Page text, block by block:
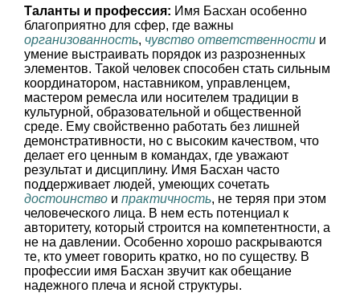
Таланты и профессия: Имя Басхан особенно
благоприятно для сфер, где важны
организованность, чувство ответственности и
умение выстраивать порядок из разрозненных
элементов. Такой человек способен стать сильным
координатором, наставником, управленцем,
мастером ремесла или носителем традиции в
культурной, образовательной и общественной
среде. Ему свойственно работать без лишней
демонстративности, но с высоким качеством, что
делает его ценным в командах, где уважают
результат и дисциплину. Имя Басхан часто
поддерживает людей, умеющих сочетать
достоинство и практичность, не теряя при этом
человеческого лица. В нем есть потенциал к
авторитету, который строится на компетентности, а
не на давлении. Особенно хорошо раскрываются
те, кто умеет говорить кратко, но по существу. В
профессии имя Басхан звучит как обещание
надежного плеча и ясной структуры.